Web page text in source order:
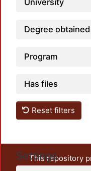
University
Degree obtained
Program
Has files
Reset filters
Settings
This repository